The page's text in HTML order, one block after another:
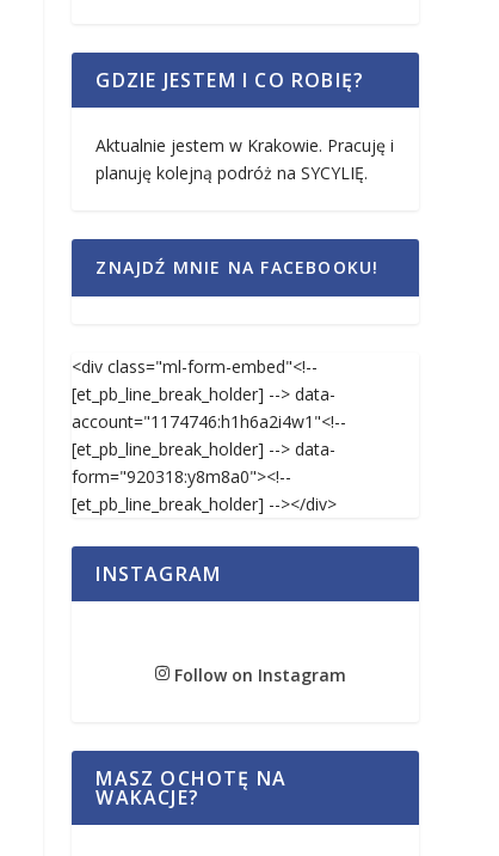
GDZIE JESTEM I CO ROBIĘ?
Aktualnie jestem w Krakowie. Pracuję i
planuję kolejną podróż na SYCYLIĘ.
ZNAJDŹ MNIE NA FACEBOOKU!
<div class="ml-form-embed"<!--
[et_pb_line_break_holder] --> data-
account="1174746:h1h6a2i4w1"<!--
[et_pb_line_break_holder] --> data-
form="920318:y8m8a0"><!--
[et_pb_line_break_holder] --></div>
INSTAGRAM
Follow on Instagram
MASZ OCHOTĘ NA
WAKACJE?